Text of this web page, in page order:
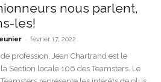
nous parlent,
les!
- février 17, 2022
profession, Jean Chartrand est le
Section locale 106 des Teamsters. Le